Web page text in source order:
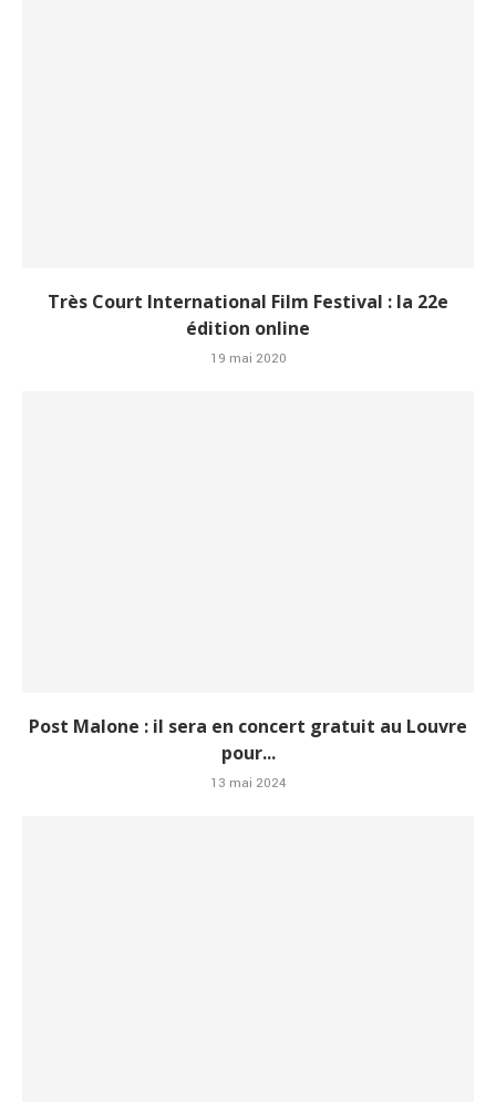
Très Court International Film Festival : la 22e
édition online
19 mai 2020
Post Malone : il sera en concert gratuit au Louvre
pour...
13 mai 2024